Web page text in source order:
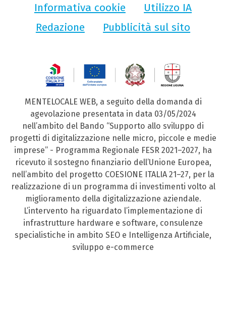
Informativa cookie
Utilizzo IA
Redazione
Pubblicità sul sito
MENTELOCALE WEB, a seguito della domanda di
agevolazione presentata in data 03/05/2024
nell’ambito del Bando “Supporto allo sviluppo di
progetti di digitalizzazione nelle micro, piccole e medie
imprese” - Programma Regionale FESR 2021–2027, ha
ricevuto il sostegno finanziario dell’Unione Europea,
nell’ambito del progetto COESIONE ITALIA 21–27, per la
realizzazione di un programma di investimenti volto al
miglioramento della digitalizzazione aziendale.
L’intervento ha riguardato l’implementazione di
infrastrutture hardware e software, consulenze
specialistiche in ambito SEO e Intelligenza Artificiale,
sviluppo e-commerce